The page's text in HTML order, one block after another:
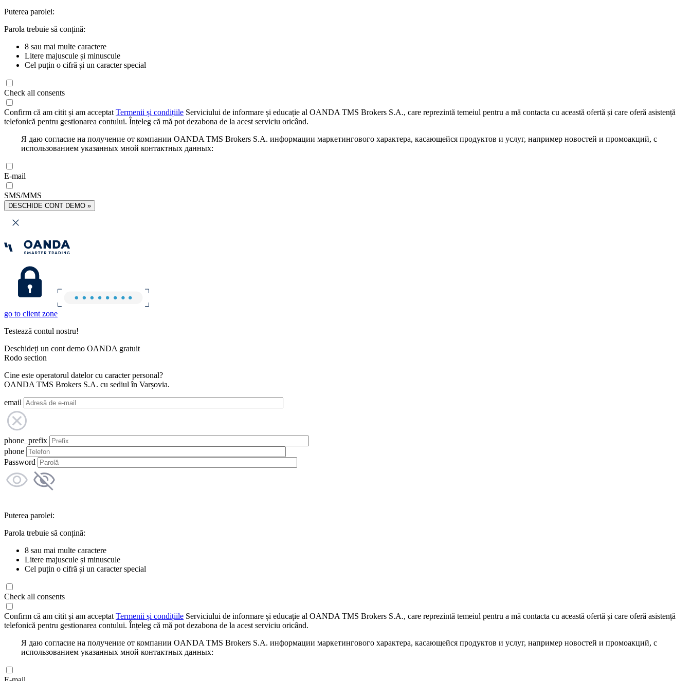
Puterea parolei:
Parola trebuie să conțină:
8 sau mai multe caractere
Litere majuscule și minuscule
Cel puțin o cifră și un caracter special
Check all consents
Confirm că am citit și am acceptat Termenii și condițiile Serviciului de informare și educație al OANDA TMS Brokers S.A., care reprezintă temeiul pentru a mă contacta cu această ofertă și care oferă asistență
telefonică pentru gestionarea contului. Înțeleg că mă pot dezabona de la acest serviciu oricând.
Я даю согласие на получение от компании OANDA TMS Brokers S.A. информации маркетингового характера, касающейся продуктов и услуг, например новостей и промоакций, с
использованием указанных мной контактных данных:
E-mail
SMS/MMS
DESCHIDE CONT DEMO »
go to client zone
Testează contul nostru!
Deschideți un cont demo OANDA gratuit
Rodo section
Cine este operatorul datelor cu caracter personal?
OANDA TMS Brokers S.A. cu sediul în Varșovia.
email
phone_prefix
phone
Password
Puterea parolei:
Parola trebuie să conțină:
8 sau mai multe caractere
Litere majuscule și minuscule
Cel puțin o cifră și un caracter special
Check all consents
Confirm că am citit și am acceptat Termenii și condițiile Serviciului de informare și educație al OANDA TMS Brokers S.A., care reprezintă temeiul pentru a mă contacta cu această ofertă și care oferă asistență
telefonică pentru gestionarea contului. Înțeleg că mă pot dezabona de la acest serviciu oricând.
Я даю согласие на получение от компании OANDA TMS Brokers S.A. информации маркетингового характера, касающейся продуктов и услуг, например новостей и промоакций, с
использованием указанных мной контактных данных: